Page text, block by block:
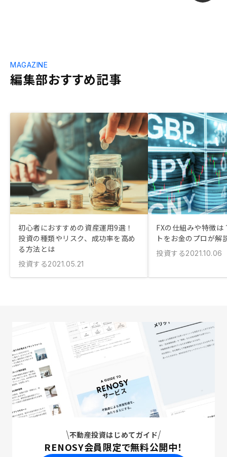
編集部おすすめ記事
MAGAZINE
初心者におすすめの資産運用9選！
投資の種類やリスク、成功率を高め
る方法とは
投資する2021.05.21
FXの仕組みや特徴
トをお金のプロが解
投資する2021.10.06
不動産投資はじめてガイド
RENOSY会員限定で無料公開中！